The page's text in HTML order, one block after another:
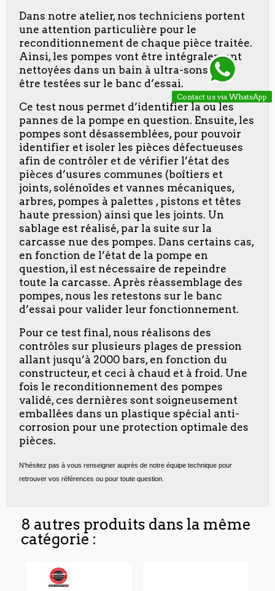
Dans notre atelier, nos techniciens portent
une attention particulière pour le
reconditionnement de chaque pièce traitée.
Ainsi, les pompes vont être intégralement
nettoyées dans un bain à ultra-sons pour
être testées sur le banc d’essai.
Ce test nous permet d’identifier la ou les
pannes de la pompe en question. Ensuite, les
pompes sont désassemblées, pour pouvoir
identifier et isoler les pièces défectueuses
afin de contrôler et de vérifier l’état des
pièces d’usures communes (boîtiers et
joints, solénoïdes et vannes mécaniques,
arbres, pompes à palettes , pistons et têtes
haute pression) ainsi que les joints. Un
sablage est réalisé, par la suite sur la
carcasse nue des pompes. Dans certains cas,
en fonction de l’état de la pompe en
question, il est nécessaire de repeindre
toute la carcasse. Après réassemblage des
pompes, nous les retestons sur le banc
d’essai pour valider leur fonctionnement.
Pour ce test final, nous réalisons des
contrôles sur plusieurs plages de pression
allant jusqu’à 2000 bars, en fonction du
constructeur, et ceci à chaud et à froid. Une
fois le reconditionnement des pompes
validé, ces dernières sont soigneusement
emballées dans un plastique spécial anti-
corrosion pour une protection optimale des
pièces.
N'hésitez pas à vous renseigner auprès de notre équipe technique pour
retrouver vos références ou pour toute question.
8 autres produits dans la même
catégorie :
Contact us via WhatsApp